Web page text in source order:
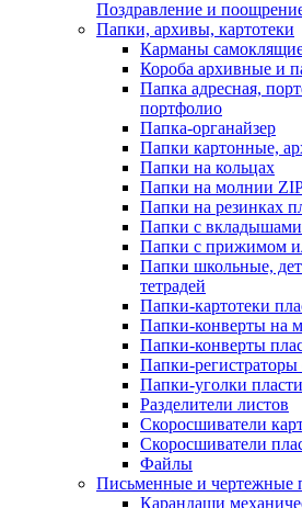
Поздравление и
Папки, архивы, картотеки
Карманы
Короба архивные и
Папка адресная,
портфолио
Папка-органайзер
Папки картонные,
Папки на кольцах
Папки на молнии
Папки на резинках
Папки с вкладышами
Папки с прижимом
Папки школьные,
тетрадей
Папки-картотеки
Папки-конверты на
Папки-конверты
Папки-
Папки-уголки
Разделители листов
Скоросшиватели
Скоросшиватели
Файлы
Письменные и чертежные
Карандаши